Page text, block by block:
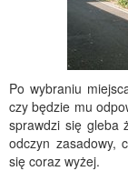
Po wybraniu
czy będzie mu
sprawdzi się gleba
odczyn zasadowy,
się coraz wyżej.